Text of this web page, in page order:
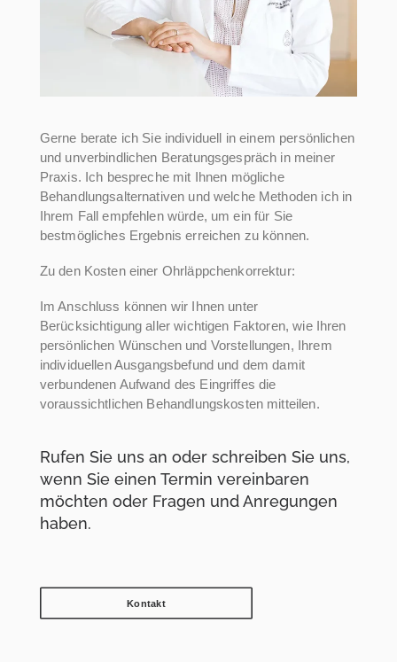
Gerne berate ich Sie individuell in einem persönlichen
und unverbindlichen Beratungsgespräch in meiner
Praxis. Ich bespreche mit Ihnen mögliche
Behandlungsalternativen und welche Methoden ich in
Ihrem Fall empfehlen würde, um ein für Sie
bestmögliches Ergebnis erreichen zu können.
Zu den Kosten einer Ohrläppchenkorrektur:
Im Anschluss können wir Ihnen unter
Berücksichtigung aller wichtigen Faktoren, wie Ihren
persönlichen Wünschen und Vorstellungen, Ihrem
individuellen Ausgangsbefund und dem damit
verbundenen Aufwand des Eingriffes die
voraussichtlichen Behandlungskosten mitteilen.
Rufen Sie uns an oder schreiben Sie uns,
wenn Sie einen Termin vereinbaren
möchten oder Fragen und Anregungen
haben.
Kontakt